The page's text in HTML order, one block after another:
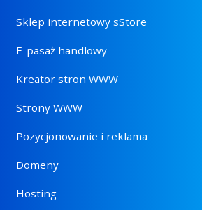
Sklep internetowy sStore
E-pasaż handlowy
Kreator stron WWW
Strony WWW
Pozycjonowanie i reklama
Domeny
Hosting